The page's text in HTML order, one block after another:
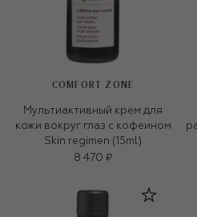
COMFORT ZONE
Мультиактивный крем для
кожи вокруг глаз с кофеином
Skin regimen (15ml)
8 470 ₽